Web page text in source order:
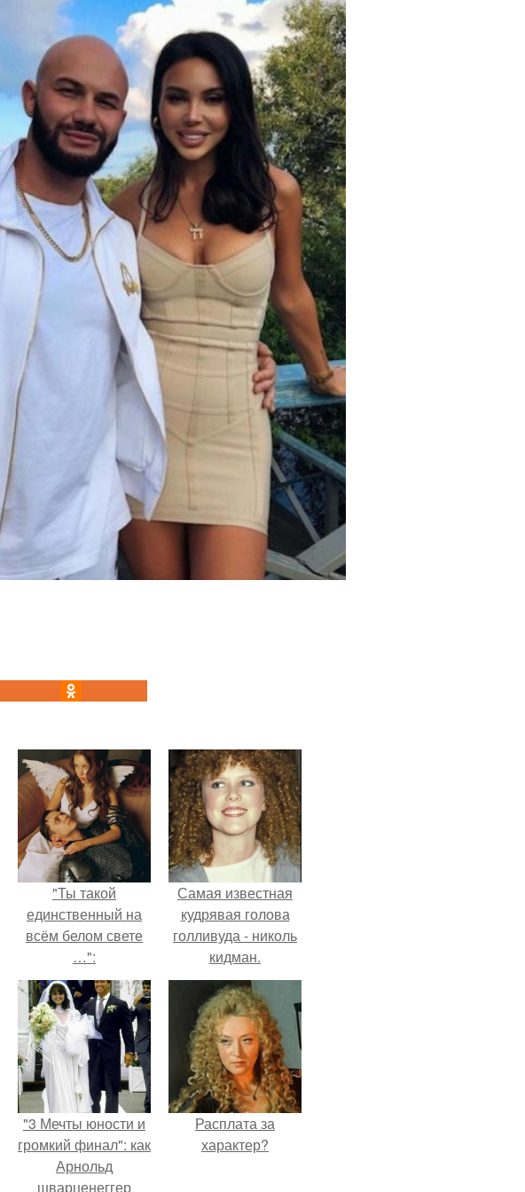
"Ты такой
единственный на
всём белом свете
…":
Самая известная
кудрявая голова
голливуда - николь
кидман.
"3 Мечты юности и
громкий финал": как
Арнольд
шварценеггер
Расплата за
характер?